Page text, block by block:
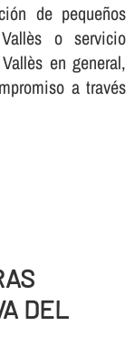
de pequeños
o servicio
en general,
a través
DEL